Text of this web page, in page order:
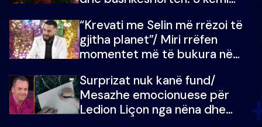
“Krevati me Selin më rrëzoi të
gjitha planet”/ Miri rrëfen
momentet më të bukura në
mungojë zilja e mëngjesit kur…
Surprizat nuk kanë fund/
Mesazhe emocionuese për
Ledion Liçon nga nëna dhe